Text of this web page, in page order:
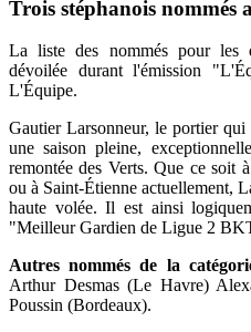
Trois stéphanois nommés
La liste des nommés pour les
dévoilée durant l'émission
L'Équipe.
Gautier Larsonneur, le portier
une saison pleine,
remontée des Verts. Que ce soit
ou à Saint-Étienne actuellement,
haute volée. Il est ainsi
"Meilleur Gardien de Ligue 2
Autres nommés de la
Arthur Desmas (Le Havre)
Poussin (Bordeaux).